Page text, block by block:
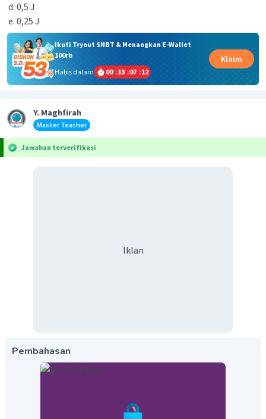
0,5 J
0,25 J
Ikuti Tryout SNBT & Menangkan E-Wallet
100rb
Habis dalam
00 :13 :07 :12
Klaim
Y. Maghfirah
Master Teacher
Jawaban terverifikasi
Iklan
Pembahasan